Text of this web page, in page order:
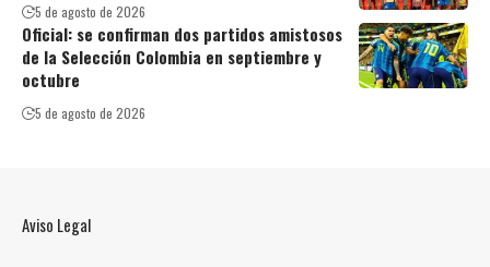
5 de agosto de 2026
Oficial: se confirman dos partidos amistosos
de la Selección Colombia en septiembre y
octubre
5 de agosto de 2026
Aviso Legal